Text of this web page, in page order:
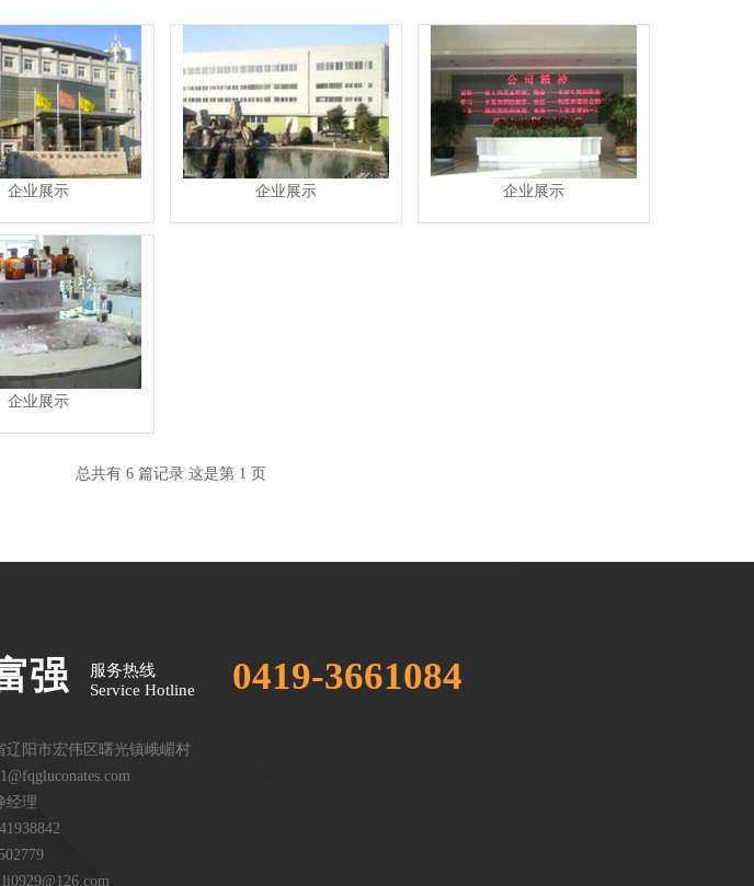
企业展示 企业展示 企业展示
企业展示
总共有 6 篇记录 这是第 1 页
强
服务热线
Service Hotline
0419-3661084
辽阳市宏伟区曙光镇峨嵋村
经理